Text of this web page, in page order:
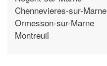
Chennevieres-sur-Marne
Ormesson-sur-Marne
Montreuil